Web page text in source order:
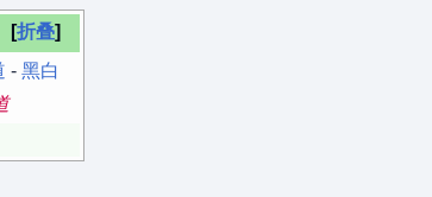
折叠
- 黑白